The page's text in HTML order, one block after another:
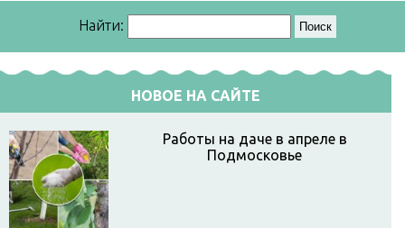
Найти:
НОВОЕ НА САЙТЕ
Работы на даче в апреле в
Подмосковье